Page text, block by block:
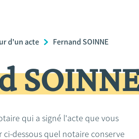
d'un acte Fernand SOINNE
qui a signé l'acte que vous
ci-dessous quel notaire conserve